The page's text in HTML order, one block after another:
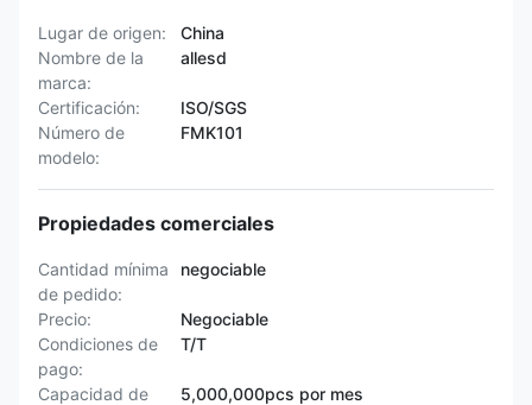
Lugar de origen:
China
Nombre de la
marca:
allesd
Certificación:
ISO/SGS
Número de
modelo:
FMK101
Propiedades comerciales
Cantidad mínima
de pedido:
negociable
Precio:
Negociable
Condiciones de
pago:
T/T
Capacidad de
5,000,000pcs por mes